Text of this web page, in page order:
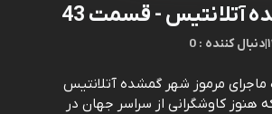
آتلانتیس - قسمت 43
|0 : دنبال کننده
ماجرای مرموز شهر گمشده آتلانتیس
کاوشگرانی از سراسر جهان در